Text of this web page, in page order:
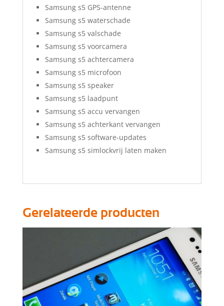
Samsung s5 GPS-antenne
Samsung s5 waterschade
Samsung s5 valschade
Samsung s5 voorcamera
Samsung s5 achtercamera
Samsung s5 microfoon
Samsung s5 speaker
Samsung s5 laadpunt
Samsung s5 accu vervangen
Samsung s5 achterkant vervangen
Samsung s5 software-updates
Samsung s5 simlockvrij laten maken
Gerelateerde producten